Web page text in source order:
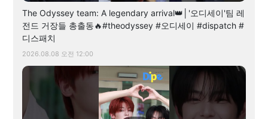
The Odyssey team: A legendary arrival👑│'오디세이'팀 레
전드 거장들 총출동🔥#theodyssey #오디세이 #dispatch #
디스패치
2026.08.08 오전 12:00